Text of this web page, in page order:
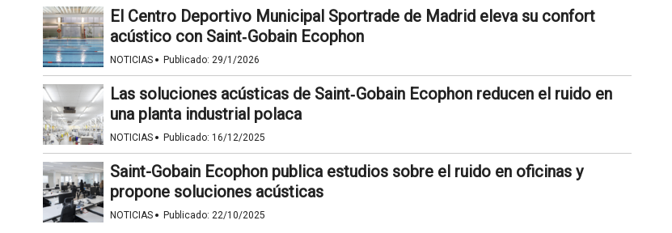
El Centro Deportivo Municipal Sportrade de Madrid eleva su confort
acústico con Saint‑Gobain Ecophon
NOTICIAS · Publicado: 29/1/2026
Las soluciones acústicas de Saint‑Gobain Ecophon reducen el ruido en
una planta industrial polaca
NOTICIAS · Publicado: 16/12/2025
Saint-Gobain Ecophon publica estudios sobre el ruido en oficinas y
propone soluciones acústicas
NOTICIAS · Publicado: 22/10/2025